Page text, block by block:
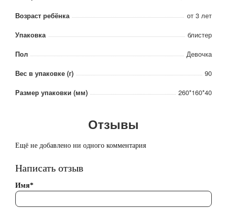
Возраст ребёнка
от 3 лет
Упаковка
блистер
Пол
Девочка
Вес в упаковке (г)
90
Размер упаковки (мм)
260*160*40
Отзывы
Ещё не добавлено ни одного комментария
Написать отзыв
Имя*